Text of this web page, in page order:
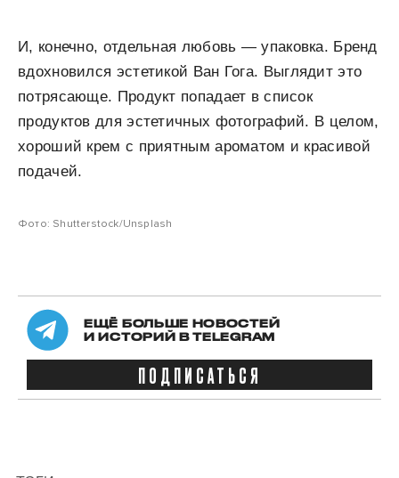
И, конечно, отдельная любовь — упаковка. Бренд
вдохновился эстетикой Ван Гога. Выглядит это
потрясающе. Продукт попадает в список
продуктов для эстетичных фотографий. В целом,
хороший крем с приятным ароматом и красивой
подачей.
Фото: Shutterstock/Unsplash
ЕЩЁ БОЛЬШЕ НОВОСТЕЙ
И ИСТОРИЙ В TELEGRAM
ПОДПИСАТЬСЯ